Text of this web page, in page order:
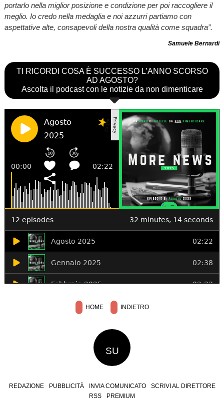
portarlo nella miglior posizione e condizione per poi raccogliere il
meglio. Io credo nella medaglia e noi azzurri partiamo con
aspettative alte, consapevoli della nostra qualità come squadra”.
Samuele Bernardi
TI RICORDI COSA È SUCCESSO L’ANNO SCORSO
AD AGOSTO?
Ascolta il podcast con le notizie da non dimenticare
HOME INDIETRO
SU
REDAZIONE PUBBLICITÀ INVIA COMUNICATO
SCRIVI AL DIRETTORE
RSS
PREMIUM